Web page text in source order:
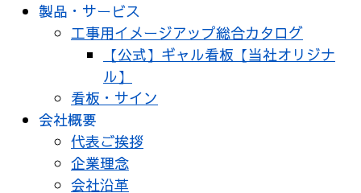
製品・サービス
工事用イメージアップ総合カタログ
【公式】ギャル看板【当社オリジナ
ル】
看板・サイン
会社概要
代表ご挨拶
企業理念
会社沿革